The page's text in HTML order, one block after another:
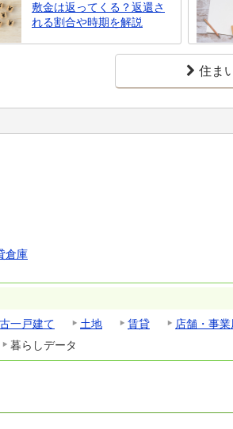
敷金は返ってくる？返還さ
れる割合や時期を解説
住ま
倉庫
一戸建て 土地 賃貸 店舗・事業
暮らしデータ